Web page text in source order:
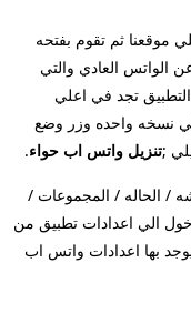
موقعنا ثم تقوم بفتحه
الواتس العادي والتي
تجد في اعلي
نسخه واحده وزر وضع
;تنزيل واتس اب حواء.
/ الحاله / المجموعات /
الي اعدادات تطبيق من
بها اعدادات واتس اب